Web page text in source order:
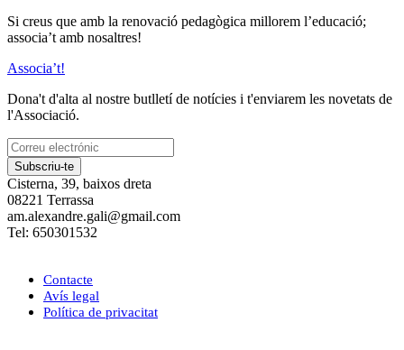
Si creus que amb la renovació pedagògica millorem l’educació;
associa’t amb nosaltres!
Associa’t!
Dona't d'alta al nostre butlletí de notícies i t'enviarem les novetats de
l'Associació.
Subscriu-te
Cisterna, 39, baixos dreta
08221 Terrassa
am.alexandre.gali@gmail.com
Tel: 650301532
Contacte
Avís legal
Política de privacitat